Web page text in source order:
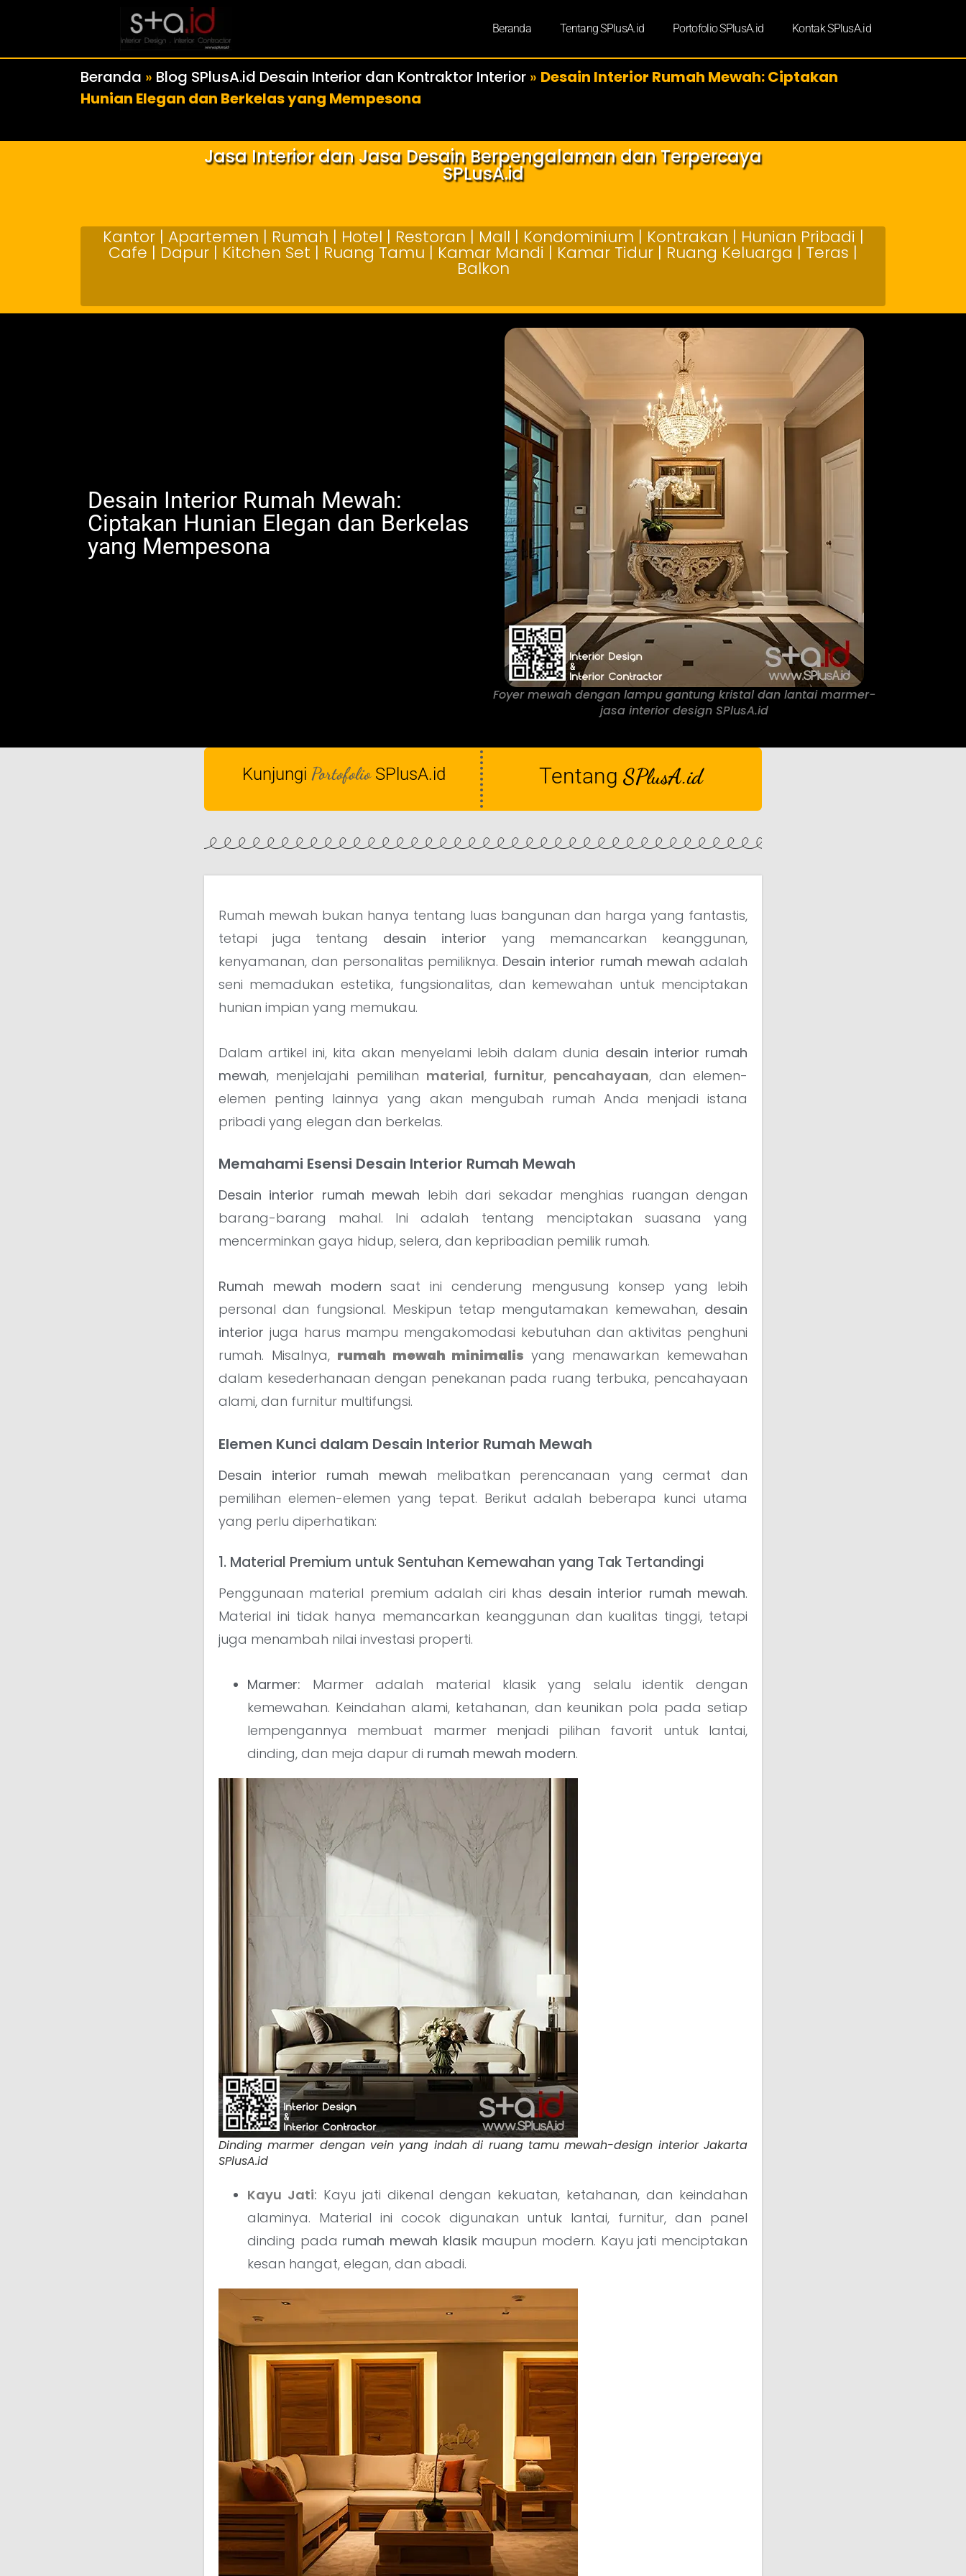
Beranda Tentang SPlusA.id Portofolio SPlusA.id Kontak SPlusA.id
Beranda » Blog SPlusA.id Desain Interior dan Kontraktor Interior » Desain Interior Rumah Mewah: Ciptakan
Hunian Elegan dan Berkelas yang Mempesona
Jasa Interior dan Jasa Desain Berpengalaman dan Terpercaya
SPLusA.id
Kantor | Apartemen | Rumah | Hotel | Restoran | Mall | Kondominium | Kontrakan | Hunian Pribadi |
Cafe | Dapur | Kitchen Set | Ruang Tamu | Kamar Mandi | Kamar Tidur | Ruang Keluarga | Teras |
Balkon
Desain Interior Rumah Mewah:
Ciptakan Hunian Elegan dan Berkelas
yang Mempesona
Foyer mewah dengan lampu gantung kristal dan lantai marmer-
jasa interior design SPlusA.id
Kunjungi Portofolio SPlusA.id Tentang SPlusA.id
Rumah mewah bukan hanya tentang luas bangunan dan harga yang fantastis,
tetapi juga tentang desain interior yang memancarkan keanggunan,
kenyamanan, dan personalitas pemiliknya. Desain interior rumah mewah adalah
seni memadukan estetika, fungsionalitas, dan kemewahan untuk menciptakan
hunian impian yang memukau.
Dalam artikel ini, kita akan menyelami lebih dalam dunia desain interior rumah
mewah, menjelajahi pemilihan material, furnitur, pencahayaan, dan elemen-
elemen penting lainnya yang akan mengubah rumah Anda menjadi istana
pribadi yang elegan dan berkelas.
Memahami Esensi Desain Interior Rumah Mewah
Desain interior rumah mewah lebih dari sekadar menghias ruangan dengan
barang-barang mahal. Ini adalah tentang menciptakan suasana yang
mencerminkan gaya hidup, selera, dan kepribadian pemilik rumah.
Rumah mewah modern saat ini cenderung mengusung konsep yang lebih
personal dan fungsional. Meskipun tetap mengutamakan kemewahan, desain
interior juga harus mampu mengakomodasi kebutuhan dan aktivitas penghuni
rumah. Misalnya, rumah mewah minimalis yang menawarkan kemewahan
dalam kesederhanaan dengan penekanan pada ruang terbuka, pencahayaan
alami, dan furnitur multifungsi.
Elemen Kunci dalam Desain Interior Rumah Mewah
Desain interior rumah mewah melibatkan perencanaan yang cermat dan
pemilihan elemen-elemen yang tepat. Berikut adalah beberapa kunci utama
yang perlu diperhatikan:
1. Material Premium untuk Sentuhan Kemewahan yang Tak Tertandingi
Penggunaan material premium adalah ciri khas desain interior rumah mewah.
Material ini tidak hanya memancarkan keanggunan dan kualitas tinggi, tetapi
juga menambah nilai investasi properti.
Marmer: Marmer adalah material klasik yang selalu identik dengan
kemewahan. Keindahan alami, ketahanan, dan keunikan pola pada setiap
lempengannya membuat marmer menjadi pilihan favorit untuk lantai,
dinding, dan meja dapur di rumah mewah modern.
Dinding marmer dengan vein yang indah di ruang tamu mewah-design interior Jakarta
SPlusA.id
Kayu Jati: Kayu jati dikenal dengan kekuatan, ketahanan, dan keindahan
alaminya. Material ini cocok digunakan untuk lantai, furnitur, dan panel
dinding pada rumah mewah klasikmaupun modern. Kayu jati menciptakan
kesan hangat, elegan, dan abadi.